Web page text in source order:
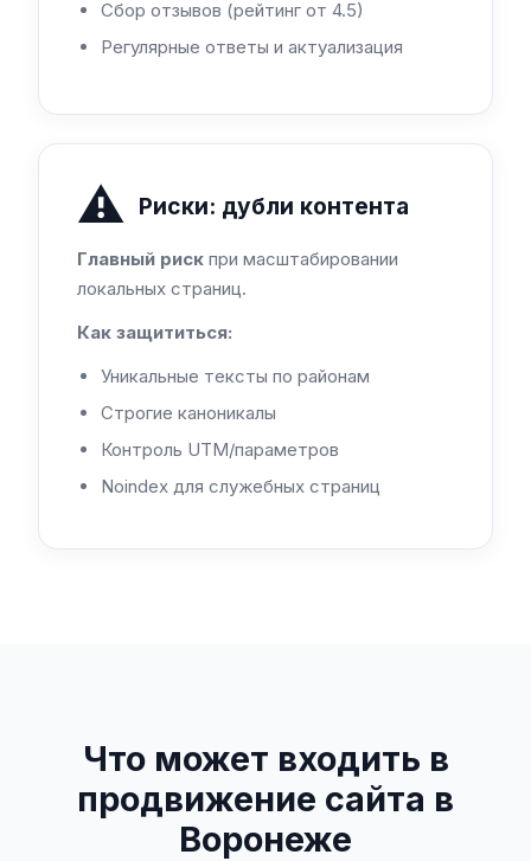
Сбор отзывов (рейтинг от 4.5)
Регулярные ответы и актуализация
⚠️ Риски: дубли контента
Главный риск при масштабировании
локальных страниц.
Как защититься:
Уникальные тексты по районам
Строгие каноникалы
Контроль UTM/параметров
Noindex для служебных страниц
Что может входить в
продвижение сайта в
Воронеже